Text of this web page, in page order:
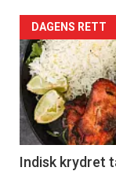
DAGENS RETT
Indisk krydret